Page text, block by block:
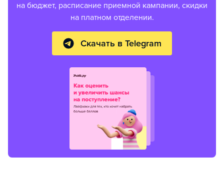
на бюджет, расписание приемной кампании, скидки
на платном отделении.
Скачать в Telegram